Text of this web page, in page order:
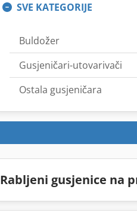
SVE KATEGORIJE
Buldožer
Gusjeničari-utovarivači
Ostala gusjeničara
Rabljeni gusjenice na